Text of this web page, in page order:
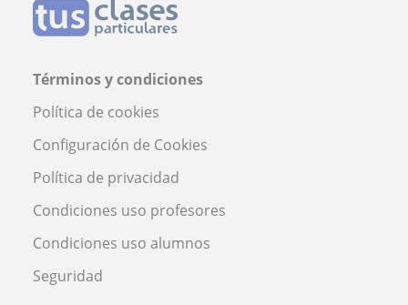
Términos y condiciones
Política de cookies
Configuración de Cookies
Política de privacidad
Condiciones uso profesores
Condiciones uso alumnos
Seguridad